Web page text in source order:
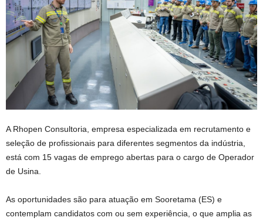
A Rhopen Consultoria, empresa especializada em recrutamento e
seleção de profissionais para diferentes segmentos da indústria,
está com 15 vagas de emprego abertas para o cargo de Operador
de Usina.
As oportunidades são para atuação em Sooretama (ES) e
contemplam candidatos com ou sem experiência, o que amplia as